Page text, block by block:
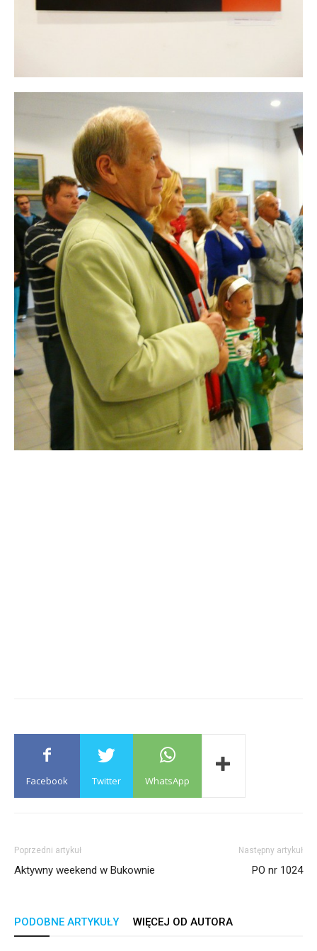
Facebook Twitter WhatsApp
Poprzedni artykuł
Aktywny weekend w Bukownie
Następny artykuł
PO nr 1024
PODOBNE ARTYKUŁY WIĘCEJ OD AUTORA